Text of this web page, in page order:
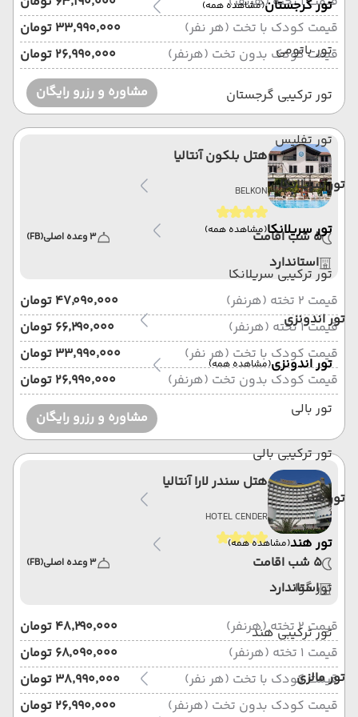
تور گرجستان(مشاهده همه)
تور باتومی
تور ترکیبی گرجستان
تور تفلیس
تور سریلانکا
تور سریلانکا(مشاهده همه)
تور ترکیبی سریلانکا
تور اندونزی
تور اندونزی(مشاهده همه)
تور بالی
تور ترکیبی بالی
تور هند
تور هند(مشاهده همه)
تور گوا
تور ترکیبی هند
تور مالزی
قیمت کودک با تخت (هر نفر)
۳۳٬۹۹۰٬۰۰۰ تومان
قیمت کودک بدون تخت (هرنفر)
۲۶٬۹۹۰٬۰۰۰ تومان
مشاوره و رزرو رایگان
هتل بلکون آنتالیا
BELKON
5 شب اقامت 3 وعده اصلی (FB)
استاندارد
قیمت 2 تخته (هرنفر)
۴۷٬۰۹۰٬۰۰۰ تومان
قیمت 1 تخته (هرنفر)
۶۶٬۲۹۰٬۰۰۰ تومان
قیمت کودک با تخت (هر نفر)
۳۳٬۹۹۰٬۰۰۰ تومان
قیمت کودک بدون تخت (هرنفر)
۲۶٬۹۹۰٬۰۰۰ تومان
مشاوره و رزرو رایگان
هتل سندر لارا آنتالیا
HOTEL CENDER
5 شب اقامت 3 وعده اصلی (FB)
استاندارد
قیمت 2 تخته (هرنفر)
۴۸٬۲۹۰٬۰۰۰ تومان
قیمت 1 تخته (هرنفر)
۶۸٬۰۹۰٬۰۰۰ تومان
قیمت کودک با تخت (هر نفر)
۳۸٬۹۹۰٬۰۰۰ تومان
قیمت کودک بدون تخت (هرنفر)
۲۶٬۹۹۰٬۰۰۰ تومان